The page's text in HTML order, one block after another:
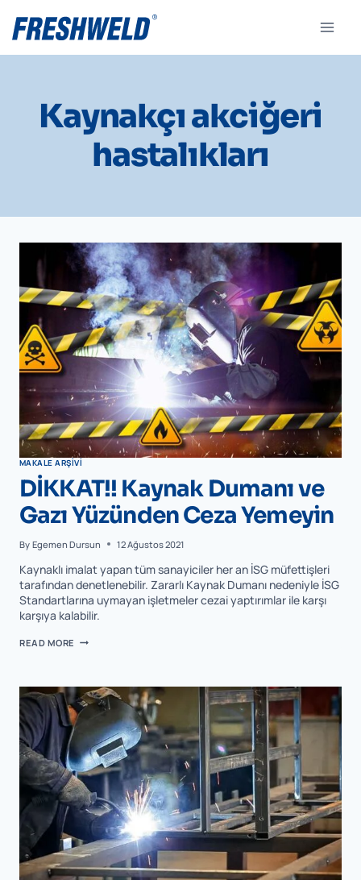
Kaynakçı akciğeri
hastalıkları
MAKALE ARŞIVI
DİKKAT!! Kaynak Dumanı ve
Gazı Yüzünden Ceza Yemeyin
By Egemen Dursun 12 Ağustos 2021
Kaynaklı imalat yapan tüm sanayiciler her an İSG müfettişleri
tarafından denetlenebilir. Zararlı Kaynak Dumanı nedeniyle İSG
Standartlarına uymayan işletmeler cezai yaptırımlar ile karşı
karşıya kalabilir.
READ MORE